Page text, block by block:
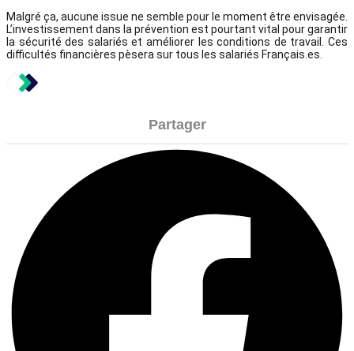
Malgré ça, aucune issue ne semble pour le moment être envisagée.
L’investissement dans la prévention est pourtant vital pour garantir
la sécurité des salariés et améliorer les conditions de travail. Ces
difficultés financières pèsera sur tous les salariés Français.es.
Partager